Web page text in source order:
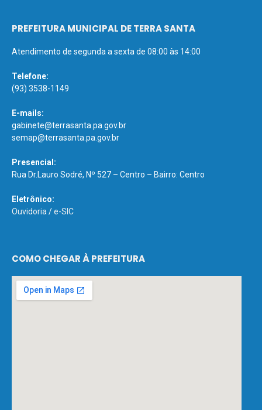
PREFEITURA MUNICIPAL DE TERRA SANTA
Atendimento de segunda a sexta de 08:00 às 14:00
Telefone:
(93) 3538-1149
E-mails:
gabinete@terrasanta.pa.gov.br
semap@terrasanta.pa.gov.br
Presencial:
Rua Dr.Lauro Sodré, Nº 527 – Centro – Bairro: Centro
Eletrônico:
Ouvidoria /e-SIC
COMO CHEGAR À PREFEITURA